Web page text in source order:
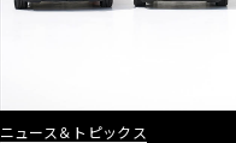
ニュース＆トピックス